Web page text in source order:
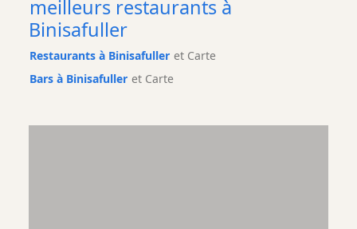
meilleurs restaurants à
Binisafuller
Restaurants à Binisafuller et Carte
Bars à Binisafuller et Carte